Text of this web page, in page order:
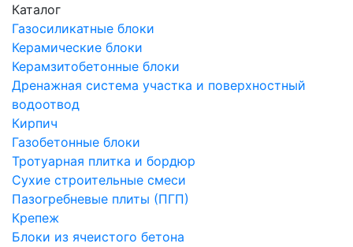
Каталог
Газосиликатные блоки
Керамические блоки
Керамзитобетонные блоки
Дренажная система участка и поверхностный
водоотвод
Кирпич
Газобетонные блоки
Тротуарная плитка и бордюр
Сухие строительные смеси
Пазогребневые плиты (ПГП)
Крепеж
Блоки из ячеистого бетона